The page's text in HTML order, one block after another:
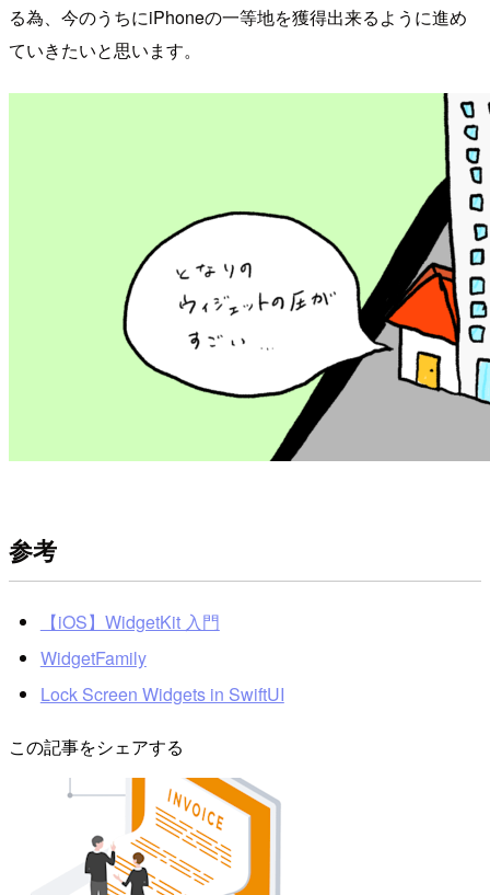
る為、今のうちにiPhoneの一等地を獲得出来るように進め
ていきたいと思います。
参考
【iOS】WidgetKit 入門
WidgetFamily
Lock Screen Widgets in SwiftUI
この記事をシェアする